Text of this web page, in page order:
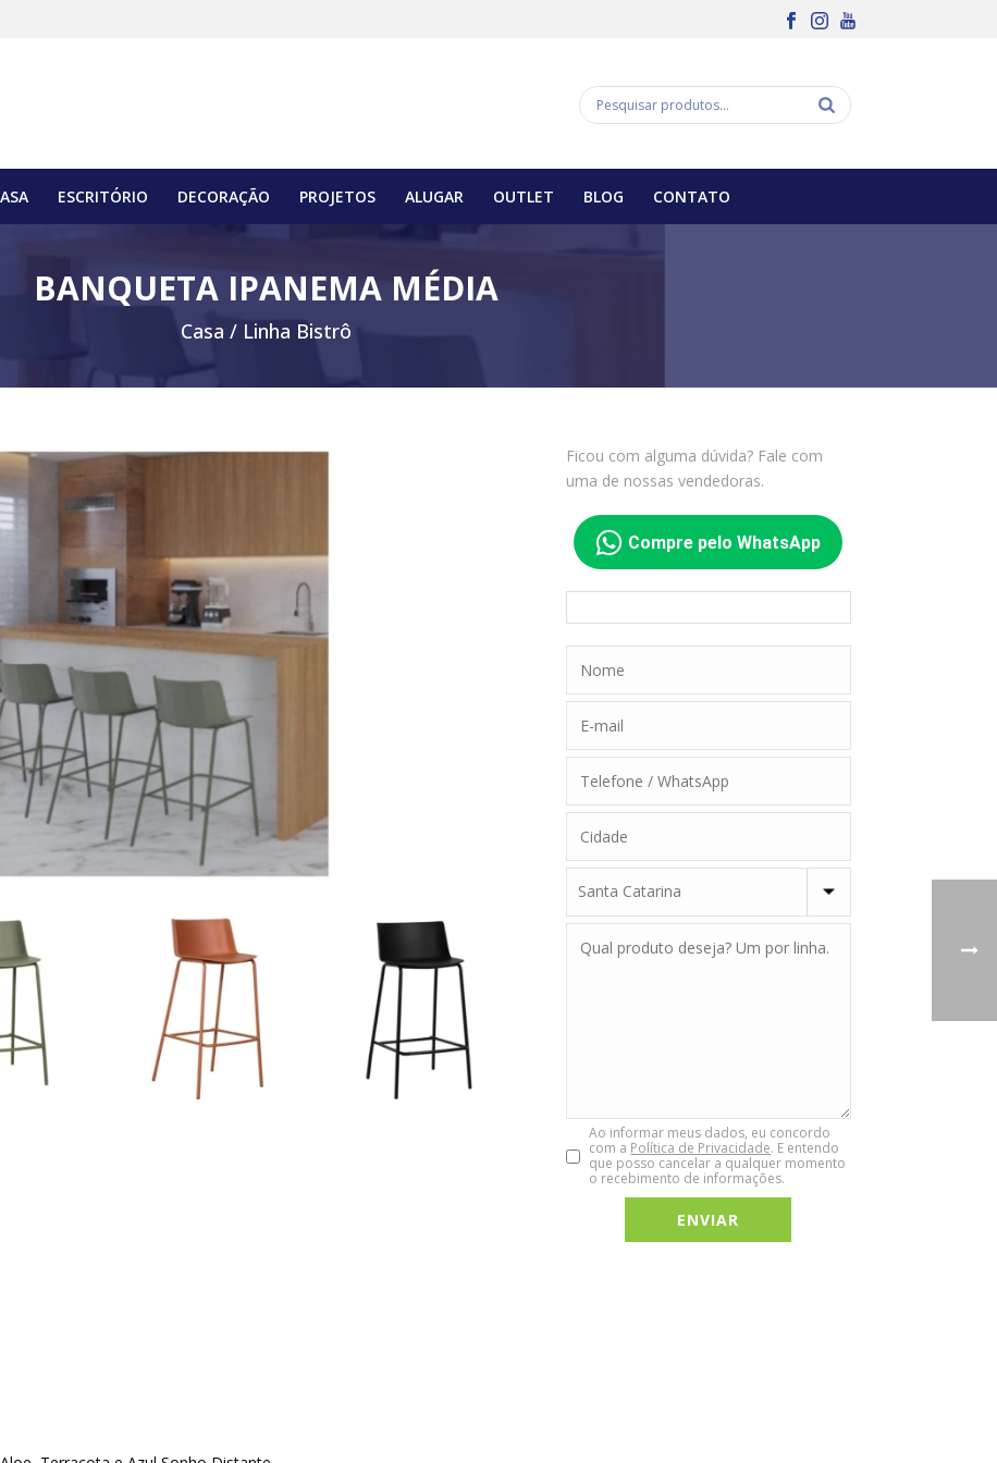
ESCRITÓRIO DECORAÇÃO PROJETOS ALUGAR OUTLET BLOG CONTATO
BANQUETA IPANEMA MÉDIA
Casa / Linha Bistrô
Ficou com alguma dúvida? Fale com
uma de nossas vendedoras.
Compre pelo WhatsApp
Ao informar meus dados, eu concordo
com a Política de Privacidade. E entendo
que posso cancelar a qualquer momento
o recebimento de informações.